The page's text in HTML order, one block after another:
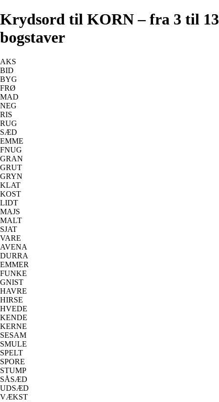
Krydsord til KORN – fra 3 til 13
bogstaver
AKS
BID
BYG
FRØ
MAD
NEG
RIS
RUG
SÆD
EMME
FNUG
GRAN
GRUT
GRYN
KLAT
KOST
LIDT
MAJS
MALT
SJAT
VARE
AVENA
DURRA
EMMER
FUNKE
GNIST
HAVRE
HIRSE
HVEDE
KENDE
KERNE
SESAM
SMULE
SPELT
SPORE
STUMP
SÅSÆD
UDSÆD
VÆKST